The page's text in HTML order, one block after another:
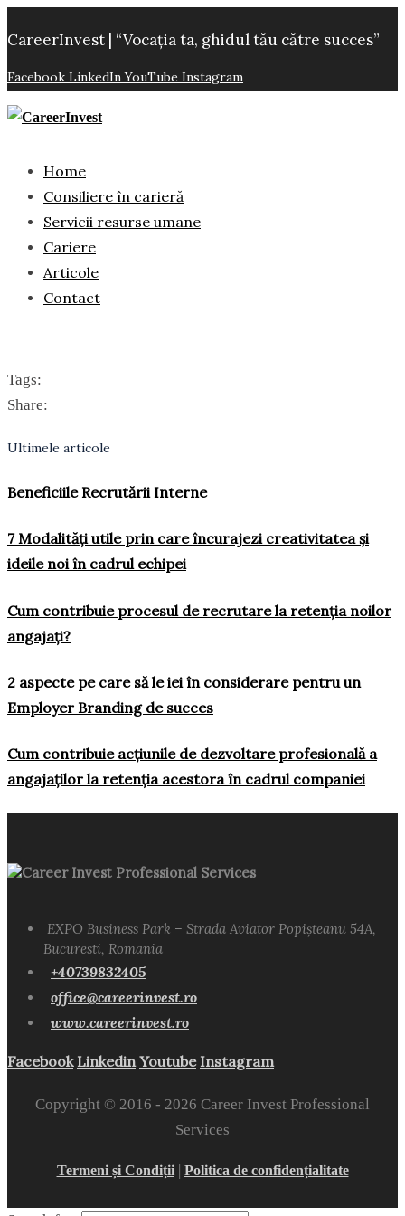
CareerInvest | “Vocația ta, ghidul tău către succes”
Facebook LinkedInYouTube Instagram
Home
Consiliere în carieră
Servicii resurse umane
Cariere
Articole
Contact
Tags:
Share:
Ultimele articole
Beneficiile Recrutării Interne
7 Modalități utile prin care încurajezi creativitatea și
ideile noi în cadrul echipei
Cum contribuie procesul de recrutare la retenția noilor
angajați?
2 aspecte pe care să le iei în considerare pentru un
Employer Branding de succes
Cum contribuie acțiunile de dezvoltare profesională a
angajaților la retenția acestora în cadrul companiei
Career Invest Professional Services
EXPO Business Park – Strada Aviator Popișteanu 54A,
Bucuresti, Romania
+40739832405
office@careerinvest.ro
www.careerinvest.ro
Facebook Linkedin Youtube Instagram
Copyright © 2016 - 2026 Career Invest Professional
Services
Termeni și Condiții| Politica de confidențialitate